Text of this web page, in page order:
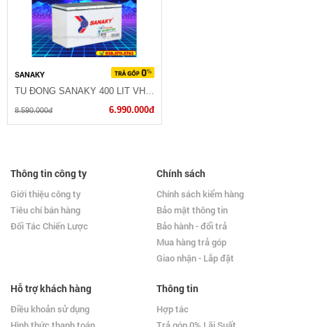
SANAKY
8.590.000đ 6.990.000đ
Thông tin công ty
Giới thiệu công ty
Tiêu chí bán hàng
Đối Tác Chiến Lược
Chính sách
Chính sách kiểm hàng
Bảo mật thông tin
Bảo hành - đổi trả
Mua hàng trả góp
Giao nhận - Lắp đặt
Hỗ trợ khách hàng
Điều khoản sử dụng
Thông tin
Hợp tác